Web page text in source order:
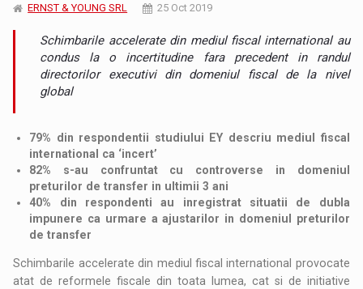
ERNST & YOUNG SRL 25 Oct 2019
Schimbarile accelerate din mediul fiscal international au
condus la o incertitudine fara precedent in randul
directorilor executivi din domeniul fiscal de la nivel
global
79% din respondentii studiului EY descriu mediul fiscal
international ca ‘incert’
82% s-au confruntat cu controverse in domeniul
preturilor de transfer in ultimii 3 ani
40% din respondenti au inregistrat situatii de dubla
impunere ca urmare a ajustarilor in domeniul preturilor
de transfer
Schimbarile accelerate din mediul fiscal international provocate
atat de reformele fiscale din toata lumea, cat si de initiative